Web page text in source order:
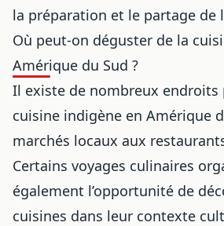
la préparation et le partage de
Où peut-on déguster de la
Amérique du Sud ?
Il existe de nombreux endroits
cuisine indigène en Amérique
marchés locaux aux
Certains voyages culinaires
également l’opportunité de
cuisines dans leur contexte